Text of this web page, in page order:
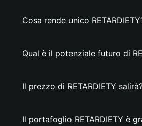
Cosa rende unico
Qual è il potenziale futuro di
Il prezzo di RETARDIETY
Il portafoglio RETARDIETY è